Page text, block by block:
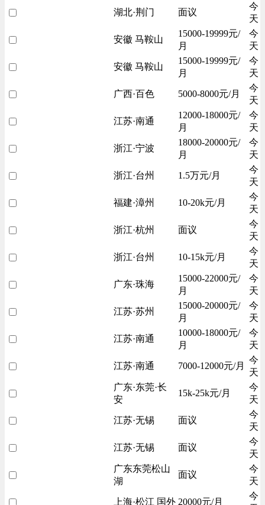
湖北·荆门 面议
今
天
安徽 马鞍山
15000-19999元/
月
今
天
安徽 马鞍山
15000-19999元/
月
今
天
广西·百色 5000-8000元/月
今
天
江苏·南通
12000-18000元/
月
今
天
浙江·宁波
18000-20000元/
月
今
天
浙江·台州 1.5万元/月
今
天
福建·漳州 10-20k元/月
今
天
浙江·杭州 面议
今
天
浙江·台州 10-15k元/月
今
天
广东·珠海
15000-22000元/
月
今
天
江苏·苏州
15000-20000元/
月
今
天
江苏·南通
10000-18000元/
月
今
天
江苏·南通 7000-12000元/月
今
天
广东·东莞·长
安
15k-25k元/月
今
天
江苏·无锡 面议
今
天
江苏·无锡 面议
今
天
广东东莞松山
湖
面议
今
天
上海·松江 国外 20000元/月
今